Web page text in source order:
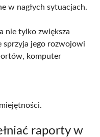
w nagłych sytuacjach.
nie tylko zwiększa
sprzyja jego rozwojowi
komputer
raporty w